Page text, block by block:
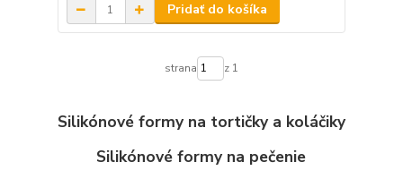
Pridať do košíka
strana z 1
Silikónové formy na tortičky a koláčiky
Silikónové formy na pečenie